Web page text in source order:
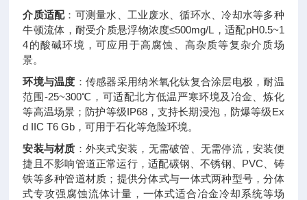
介质适配：可测量水、工业废水、循环水、冷却水等多种
牛顿流体，耐受介质悬浮物浓度≤500mg/L，适配pH0.5~1
4的酸碱环境，可应用于高腐蚀、高杂质等复杂介质场
景。
环境与温度 ：传感器采用纳米氧化钛复合涂层电极，耐温
范围-25~300℃，可适配北方低温严寒环境及冶金、炼化
等高温场景；防护等级IP68，支持长期浸泡，防爆等级Ex
d IIC T6 Gb，可用于石化等危险环境。
安装与材质 ：外夹式安装，无需破管、无需停流，安装便
捷且不影响管道正常运行，适配碳钢、不锈钢、PVC、铸
铁等多种管道材质；提供分体式与一体式两种型号，分体
式专攻强腐蚀流体计量，一体式适合冶金冷却系统等场